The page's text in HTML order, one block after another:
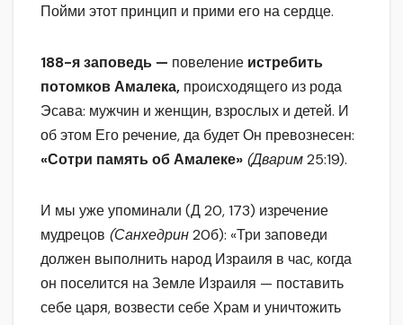
Пойми этот принцип и прими его на сердце.
188-я заповедь — повеление истребить
потомков Амалека, происходящего из рода
Эсава: мужчин и женщин, взрослых и детей. И
об этом Его речение, да будет Он превознесен:
«Сотри память об Амалеке» (Дварим25:19).
И мы уже упоминали (Д 20, 173) изречение
мудрецов (Санхедрин20б): «Три заповеди
должен выполнить народ Израиля в час, когда
он поселится на Земле Израиля — поставить
себе царя, возвести себе Храм и уничтожить